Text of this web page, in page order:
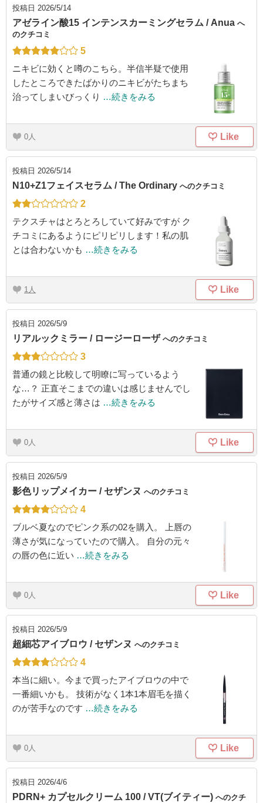
投稿日 2026/5/14
アゼライン酸15 インテンスカーミングセラム / Anua へ
のクチコミ
5
ニキビに効くと噂のこちら。半信半疑で使用
したところできたばかりのニキビがたちまち
治ってしまいびっくり …続きをみる
0 Like
投稿日 2026/5/14
N10+Z1フェイスセラム / The Ordinary へのクチコミ
2
テクスチャはとろとろしていて好みですが ク
チコミにあるようにピリピリします！私の肌
とは合わないかも …続きをみる
1 Like
投稿日 2026/5/9
リアルックミラー / ロージーローザ へのクチコミ
3
普通の鏡と比較して明瞭に写っているよう
な…？ 正直そこまでの違いは感じませんでし
たがサイズ感と薄さは …続きをみる
0 Like
投稿日 2026/5/9
影色リップメイカー / セザンヌ へのクチコミ
4
ブルベ夏なのでピンク系の02を購入。 上唇の
薄さが気になっていたので購入。 自分の元々
の唇の色に近い …続きをみる
0 Like
投稿日 2026/5/9
超細芯アイブロウ / セザンヌ へのクチコミ
4
本当に細い。今まで買ったアイブロウの中で
一番細いかも。 技術がなく1本1本眉毛を描く
のが苦手なのです …続きをみる
0 Like
投稿日 2026/4/6
PDRN+ カプセルクリーム 100 / VT(ブイティー) へのクチ